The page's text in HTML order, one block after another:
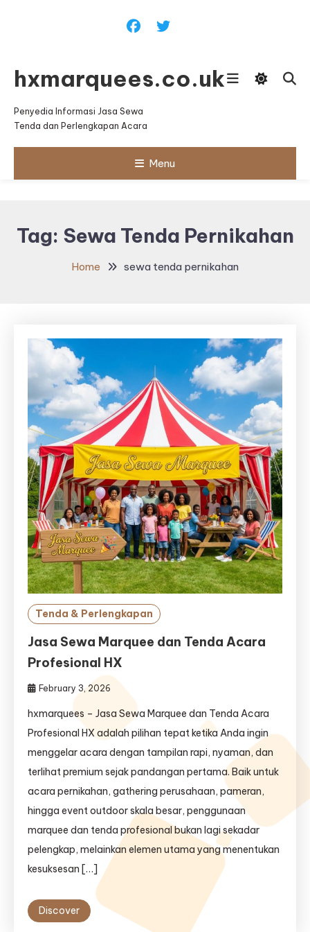
hxmarquees.co.uk
Penyedia Informasi Jasa Sewa
Tenda dan Perlengkapan Acara
Menu
Tag: Sewa Tenda Pernikahan
Home sewa tenda pernikahan
Tenda & Perlengkapan
Jasa Sewa Marquee dan Tenda Acara
Profesional HX
February 3, 2026
hxmarquees – Jasa Sewa Marquee dan Tenda Acara
Profesional HX adalah pilihan tepat ketika Anda ingin
menggelar acara dengan tampilan rapi, nyaman, dan
terlihat premium sejak pandangan pertama. Baik untuk
acara pernikahan, gathering perusahaan, pameran,
hingga event outdoor skala besar, penggunaan
marquee dan tenda profesional bukan lagi sekadar
pelengkap, melainkan elemen utama yang menentukan
kesuksesan […]
Discover